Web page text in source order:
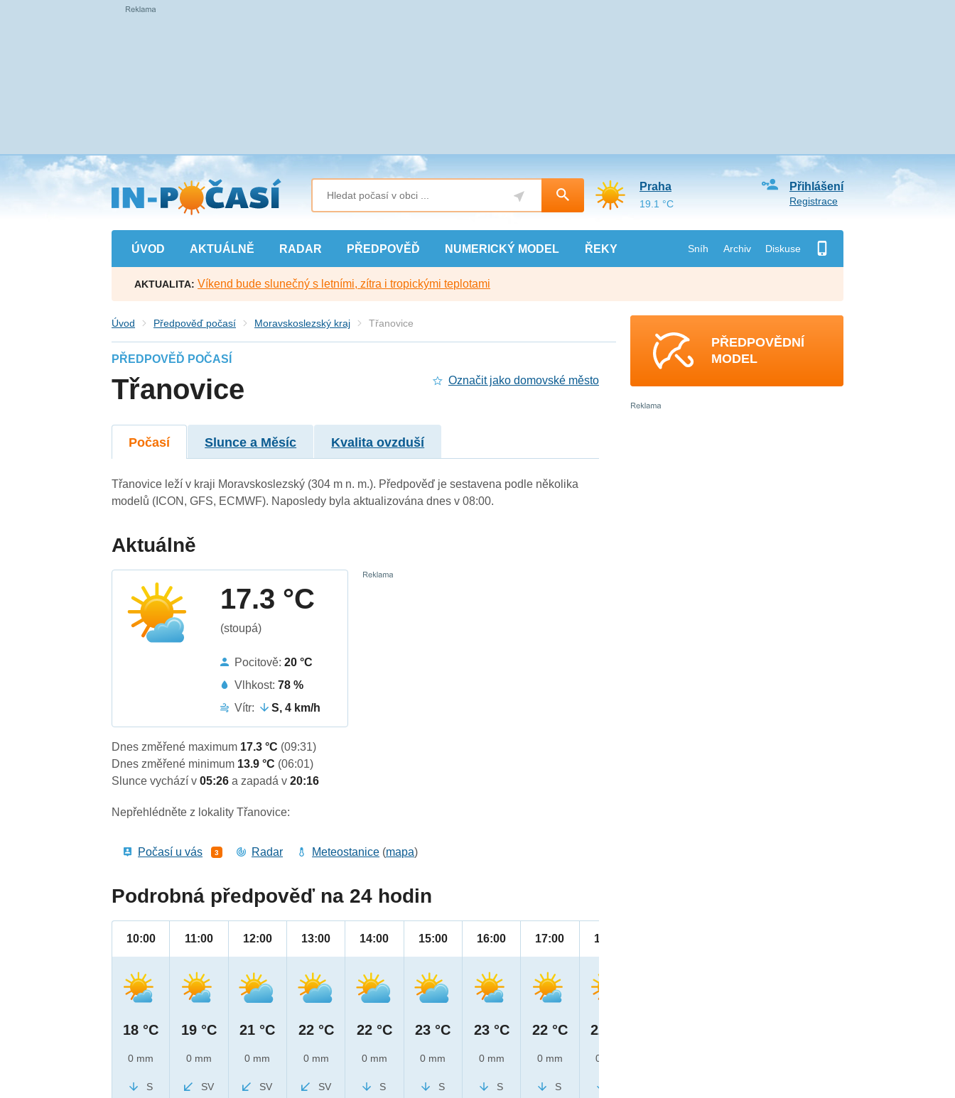
Přejít
na
hlavní
obsah
ÚVOD AKTUÁLNĚ RADAR PŘEDPOVĚĎ NUMERICKÝ MODEL ŘEKY Sníh Archiv Diskuse
Přihlášení
Registrace
Praha
19.1 °C
AKTUALITA: Víkend bude slunečný s letními, zítra i tropickými teplotami
Úvod Předpověď počasí Moravskoslezský kraj Třanovice
PŘEDPOVĚĎ POČASÍ
Třanovice Označit jako domovské město
Počasí Slunce a Měsíc Kvalita ovzduší
Třanovice leží v kraji Moravskoslezský (304 m n. m.). Předpověď je sestavena podle několika
modelů (ICON, GFS, ECMWF). Naposledy byla aktualizována dnes v 08:00.
Aktuálně
17.3 °C
(stoupá)
Pocitově:20 °C
Vlhkost:78 %
Vítr:
S, 4 km/h
Dnes změřené maximum 17.3 °C (09:31)
Dnes změřené minimum 13.9 °C (06:01)
Slunce vychází v05:26a zapadá v20:16
Nepřehlédněte z lokality Třanovice:
Počasí u vás 3 Radar Meteostanice (mapa)
Podrobná předpověď na 24 hodin
10:00
18 °C
0 mm
S
11:00
19 °C
0 mm
SV
12:00
21 °C
0 mm
SV
13:00
22 °C
0 mm
SV
14:00
22 °C
0 mm
S
15:00
23 °C
0 mm
S
16:00
23 °C
0 mm
S
17:00
22 °C
0 mm
S
18:00
22 °C
0 mm
PŘEDPOVĚDNÍ
MODEL